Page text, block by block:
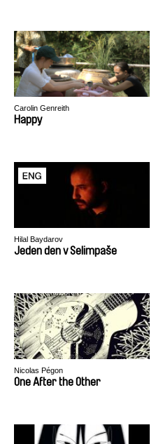
Carolin Genreith
Happy
Hilal Baydarov
Jeden den v Selimpaše
Nicolas Pégon
One After the Other